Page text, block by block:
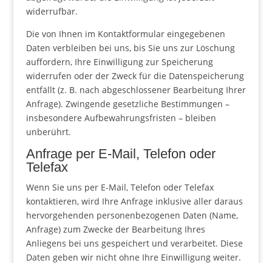
widerrufbar.
Die von Ihnen im Kontaktformular eingegebenen
Daten verbleiben bei uns, bis Sie uns zur Löschung
auffordern, Ihre Einwilligung zur Speicherung
widerrufen oder der Zweck für die Datenspeicherung
entfällt (z. B. nach abgeschlossener Bearbeitung Ihrer
Anfrage). Zwingende gesetzliche Bestimmungen –
insbesondere Aufbewahrungsfristen – bleiben
unberührt.
Anfrage per E-Mail, Telefon oder
Telefax
Wenn Sie uns per E-Mail, Telefon oder Telefax
kontaktieren, wird Ihre Anfrage inklusive aller daraus
hervorgehenden personenbezogenen Daten (Name,
Anfrage) zum Zwecke der Bearbeitung Ihres
Anliegens bei uns gespeichert und verarbeitet. Diese
Daten geben wir nicht ohne Ihre Einwilligung weiter.